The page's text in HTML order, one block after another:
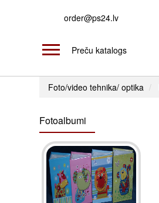
order@ps24.lv
Preču katalogs
Foto/video tehnika/ optika
Fotoalbumi